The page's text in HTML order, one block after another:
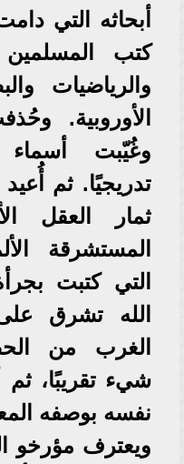
أبحاثه التي
كتب
والرياضيات
الأوروبية.
وغُيّبت أسماء
تدريجيًا. ثم
ثمار العقل
المستشرقة
التي كتبت
الله تشرق
الغرب من
شيء تقريبًا، ثم
نفسه بوصفه
ويعترف مؤرخو